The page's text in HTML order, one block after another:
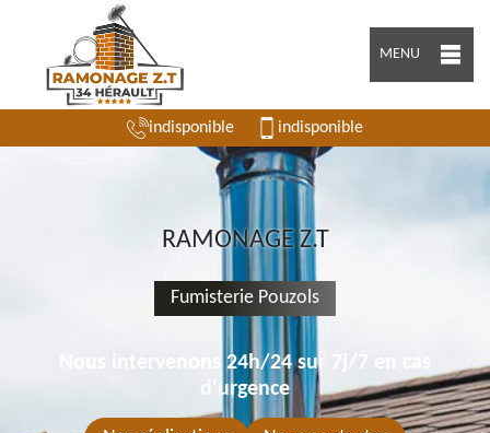
MENU
indisponible indisponible
RAMONAGE Z.T
Fumisterie Pouzols
Nous intervenons 24h/24 sur 7j/7 en cas
d'urgence